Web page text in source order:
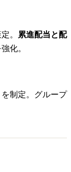
。
累進配当と配
化。
を制定。グループ